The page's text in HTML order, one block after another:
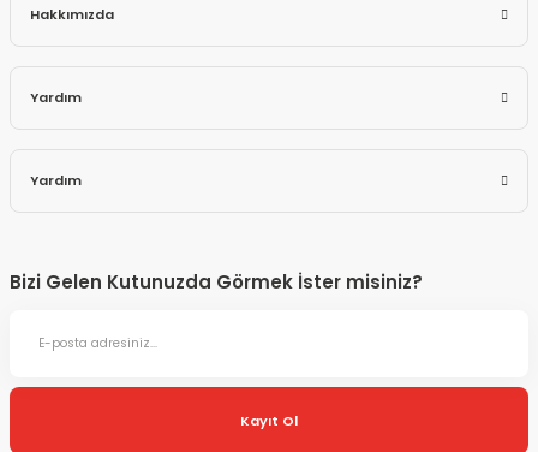
Hakkımızda
Yardım
Yardım
Bizi Gelen Kutunuzda Görmek İster misiniz?
Kayıt Ol